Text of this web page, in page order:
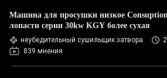
Машина для просушки низкое
лопасти серии 30kw KGY более сухая
неубедительный сушильщик затвора
839 мнения